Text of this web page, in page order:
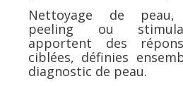
Nettoyage de peau,
peeling ou
apportent des
ciblées, définies
diagnostic de peau.